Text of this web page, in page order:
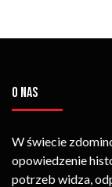
O NAS
W świecie
opowiedzenie
potrzeb widza,